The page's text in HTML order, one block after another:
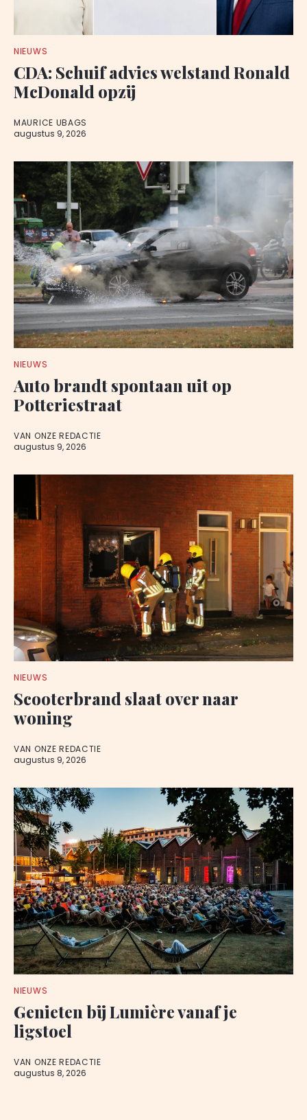
NIEUWS
CDA: Schuif advies welstand Ronald
McDonald opzij
MAURICE UBAGS
augustus 9, 2026
NIEUWS
Auto brandt spontaan uit op
Potteriestraat
VAN ONZE REDACTIE
augustus 9, 2026
NIEUWS
Scooterbrand slaat over naar
woning
VAN ONZE REDACTIE
augustus 9, 2026
NIEUWS
Genieten bij Lumière vanaf je
ligstoel
VAN ONZE REDACTIE
augustus 8, 2026